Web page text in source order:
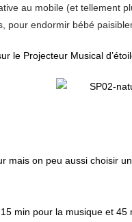
au mobile (et tellement
pour endormir bébé
le Projecteur Musical
mais on peu aussi choisir
min pour la musique et 45